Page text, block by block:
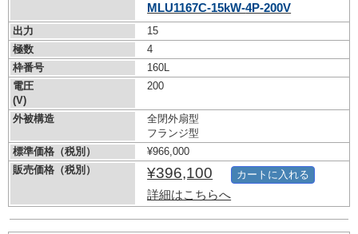
MLU1167C-15kW-4P-200V
出力
15
極数
4
枠番号
160L
電圧
(V)
200
外被構造
全閉外扇型
フランジ型
標準価格（税別）
¥966,000
販売価格（税別）
¥396,100
詳細はこちらへ
カートに入れる